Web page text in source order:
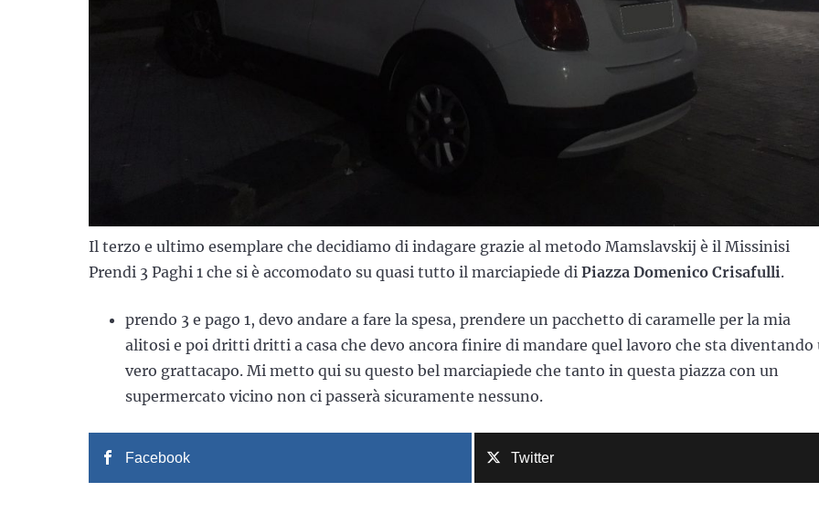
Il terzo e ultimo esemplare che decidiamo di indagare grazie al metodo Mamslavskij è il Missinisi
Prendi 3 Paghi 1 che si è accomodato su quasi tutto il marciapiede di Piazza Domenico Crisafulli.
prendo 3 e pago 1, devo andare a fare la spesa, prendere un pacchetto di caramelle per la mia
alitosi e poi dritti dritti a casa che devo ancora finire di mandare quel lavoro che sta diventando
vero grattacapo. Mi metto qui su questo bel marciapiede che tanto in questa piazza con un
supermercato vicino non ci passerà sicuramente nessuno.
Facebook Twitter